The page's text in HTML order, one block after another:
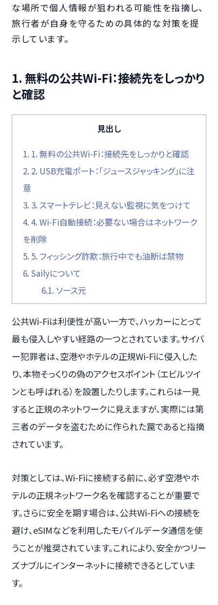
な場所で個人情報が狙われる可能性を指摘し、
旅行者が自身を守るための具体的な対策を提
示しています。
1. 無料の公共Wi-Fi：接続先をしっかり
と確認
見出し
1. 1. 無料の公共Wi-Fi：接続先をしっかりと確認
2. 2. USB充電ポート：「ジュースジャッキング」に注
意
3. 3. スマートテレビ：見えない監視に気をつけて
4. 4. Wi-Fi自動接続：必要ない場合はネットワーク
を削除
5. 5. フィッシング詐欺：旅行中でも油断は禁物
6. Sailyについて
6.1. ソース元
公共Wi-Fiは利便性が高い一方で、ハッカーにとって
最も侵入しやすい経路の一つとされています。サイバ
ー犯罪者は、空港やホテルの正規Wi-Fiに侵入した
り、本物そっくりの偽のアクセスポイント（エビルツイ
ンとも呼ばれる）を設置したりします。これらは一見
すると正規のネットワークに見えますが、実際には第
三者のデータを盗むために作られた罠であると指摘
されています。
対策としては、Wi-Fiに接続する前に、必ず空港やホ
テルの正規ネットワーク名を確認することが重要で
す。さらに安全を期す場合は、公共Wi-Fiへの接続を
避け、eSIMなどを利用したモバイルデータ通信を使
うことが推奨されています。これにより、安全かつリー
ズナブルにインターネットに接続できるとしていま
す。